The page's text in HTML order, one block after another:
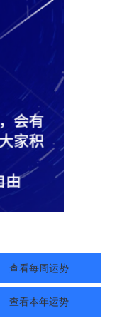
查看每周运势
查看本年运势